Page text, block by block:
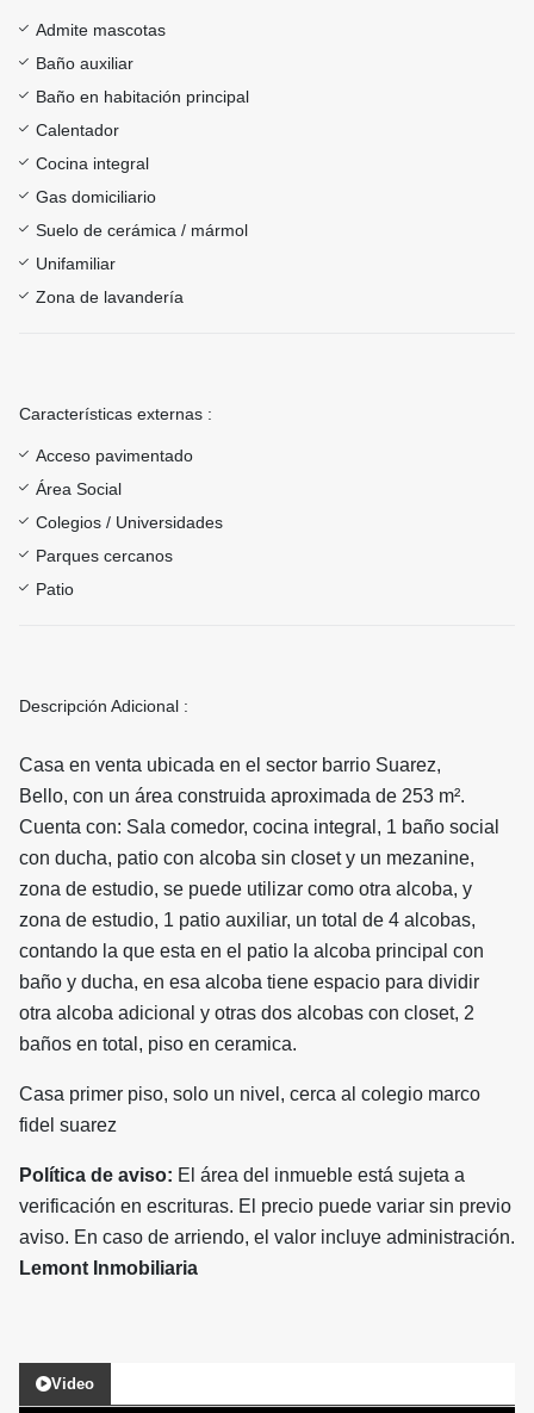
Admite mascotas
Baño auxiliar
Baño en habitación principal
Calentador
Cocina integral
Gas domiciliario
Suelo de cerámica / mármol
Unifamiliar
Zona de lavandería
Características externas :
Acceso pavimentado
Área Social
Colegios / Universidades
Parques cercanos
Patio
Descripción Adicional :
Casa en venta ubicada en el sector barrio Suarez,
Bello, con un área construida aproximada de 253 m².
Cuenta con: Sala comedor, cocina integral, 1 baño social
con ducha, patio con alcoba sin closet y un mezanine,
zona de estudio, se puede utilizar como otra alcoba, y
zona de estudio, 1 patio auxiliar, un total de 4 alcobas,
contando la que esta en el patio la alcoba principal con
baño y ducha, en esa alcoba tiene espacio para dividir
otra alcoba adicional y otras dos alcobas con closet, 2
baños en total, piso en ceramica.
Casa primer piso, solo un nivel, cerca al colegio marco
fidel suarez
Política de aviso: El área del inmueble está sujeta a
verificación en escrituras. El precio puede variar sin previo
aviso. En caso de arriendo, el valor incluye administración.
Lemont Inmobiliaria
Video